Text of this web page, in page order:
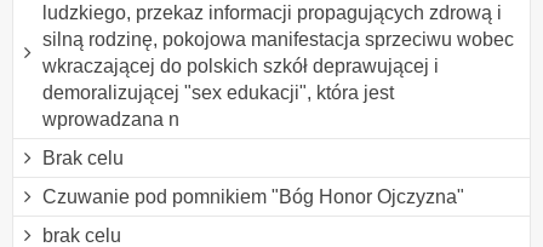
ludzkiego, przekaz informacji propagujących zdrową i
silną rodzinę, pokojowa manifestacja sprzeciwu wobec
wkraczającej do polskich szkół deprawującej i
demoralizującej "sex edukacji", która jest
wprowadzana n
Brak celu
Czuwanie pod pomnikiem "Bóg Honor Ojczyzna"
brak celu